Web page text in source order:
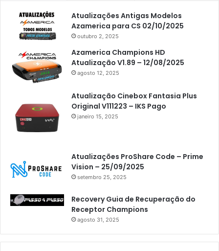
Atualizações Antigas Modelos
Azamerica para CS 02/10/2025
outubro 2, 2025
Azamerica Champions HD
Atualização V1.89 – 12/08/2025
agosto 12, 2025
Atualização Cinebox Fantasia Plus
Original V111223 – IKS Pago
janeiro 15, 2025
Atualizações ProShare Code – Prime
Vision – 25/09/2025
setembro 25, 2025
Recovery Guia de Recuperação do
Receptor Champions
agosto 31, 2025